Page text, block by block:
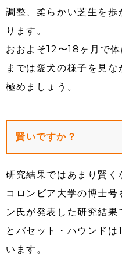
調整、柔らかい芝生を
ります。
おおよそ12〜18ヶ月で
までは愛犬の様子を見
極めましょう。
賢いですか？
研究結果ではあまり賢く
コロンビア大学の博士
ン氏が発表した研究結
とバセット・ハウンド
います。